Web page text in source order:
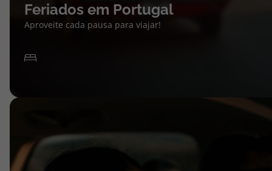
Feriados em Portugal
Aproveite cada pausa para viajar!